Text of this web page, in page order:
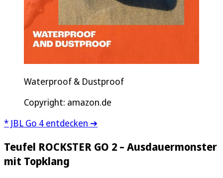
Waterproof & Dustproof
Copyright: amazon.de
* JBL Go 4 entdecken ➔
Teufel ROCKSTER GO 2 – Ausdauermonster
mit Topklang